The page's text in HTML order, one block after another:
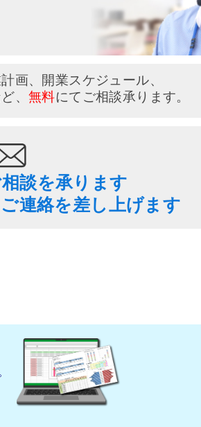
画、開業スケジュール、
、 無料にてご相談承ります。
談を承ります
連絡を差し上げます